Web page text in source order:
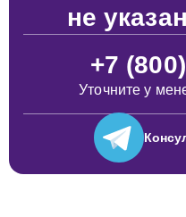
не
+7
Уточните у